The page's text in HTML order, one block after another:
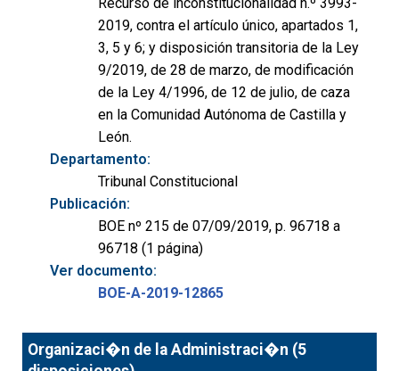
Recurso de inconstitucionalidad n.º 3993-
2019, contra el artículo único, apartados 1,
3, 5 y 6; y disposición transitoria de la Ley
9/2019, de 28 de marzo, de modificación
de la Ley 4/1996, de 12 de julio, de caza
en la Comunidad Autónoma de Castilla y
León.
Departamento:
Tribunal Constitucional
Publicación:
BOE nº 215 de 07/09/2019, p. 96718 a
96718 (1 página)
Ver documento:
BOE-A-2019-12865
Organizaci�n de la Administraci�n (5